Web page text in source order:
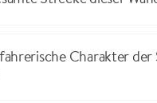
Charakter der